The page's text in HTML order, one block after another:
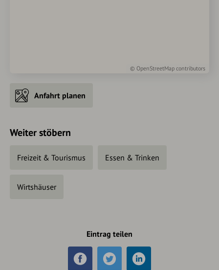
© OpenStreetMap contributors
Anfahrt planen
Weiter stöbern
Freizeit & Tourismus Essen & Trinken
Wirtshäuser
Eintrag teilen